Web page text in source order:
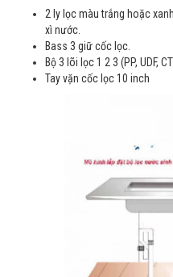
2 ly lọc màu trắng hoặc
xì nước.
Bass 3 giữ cốc lọc.
Bộ 3 lõi lọc 1 2 3 (PP, UDF,
Tay vặn cốc lọc 10 inch